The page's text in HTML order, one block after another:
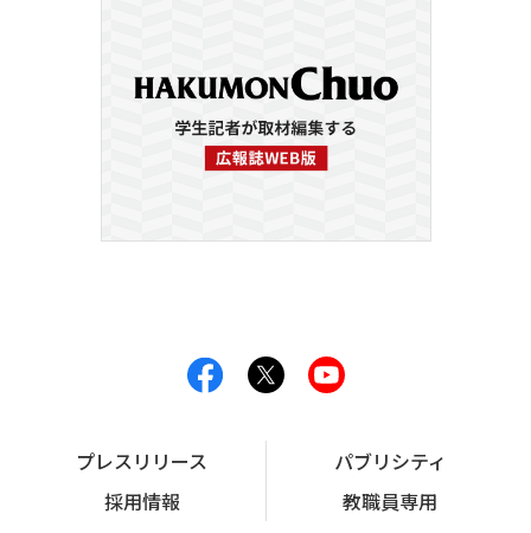
プレスリリース
パブリシティ
採用情報
教職員専用